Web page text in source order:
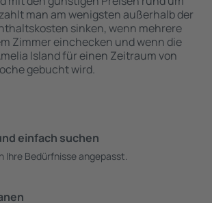
man am wenigsten außerhalb der
sinken, wenn mehrere
Zimmer einchecken und wenn die
Island für einen Zeitraum von
gebucht wird.
einfach suchen
Ihre Bedürfnisse angepasst.